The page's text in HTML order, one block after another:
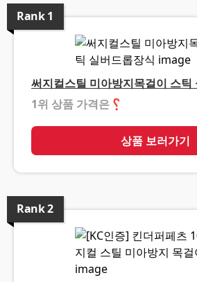
Rank1
써지컬스틸 미아방지목걸이 스틱
1위 상품 가격은 ❓
상품 보러가기
Rank2